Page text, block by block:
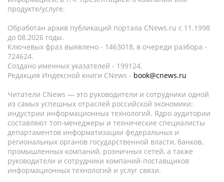
продукте/услуге.
Обработан архив публикаций портала CNews.ru c 11.1998
до 08.2026 годы.
Ключевых фраз выявлено - 1463018, в очереди разбора -
724624.
Создано именных указателей - 199124.
Редакция Индексной книги CNews - book@cnews.ru
Читатели CNews — это руководители и сотрудники одной
из самых успешных отраслей российской экономики:
индустрии информационных технологий. Ядро аудитории
составляют топ-менеджеры и технические специалисты
департаментов информатизации федеральных и
региональных органов государственной власти, банков,
промышленных компаний, розничных сетей, а также
руководители и сотрудники компаний-поставщиков
информационных технологий и услуг связи.